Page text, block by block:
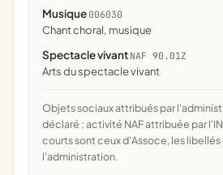
Musique 006030
chant choral, musique
Spectacle vivant NAF 90.01Z
Arts du spectacle vivant
Objets sociaux attribués par l'administration d'après l'objet
déclaré ; activité NAF attribuée par
courts sont ceux d'Assoce, les
l'administration.